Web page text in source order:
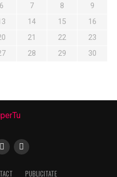
6 7 8
9
14 15
16
21 22
23
28 29
30
PUBLICITATE